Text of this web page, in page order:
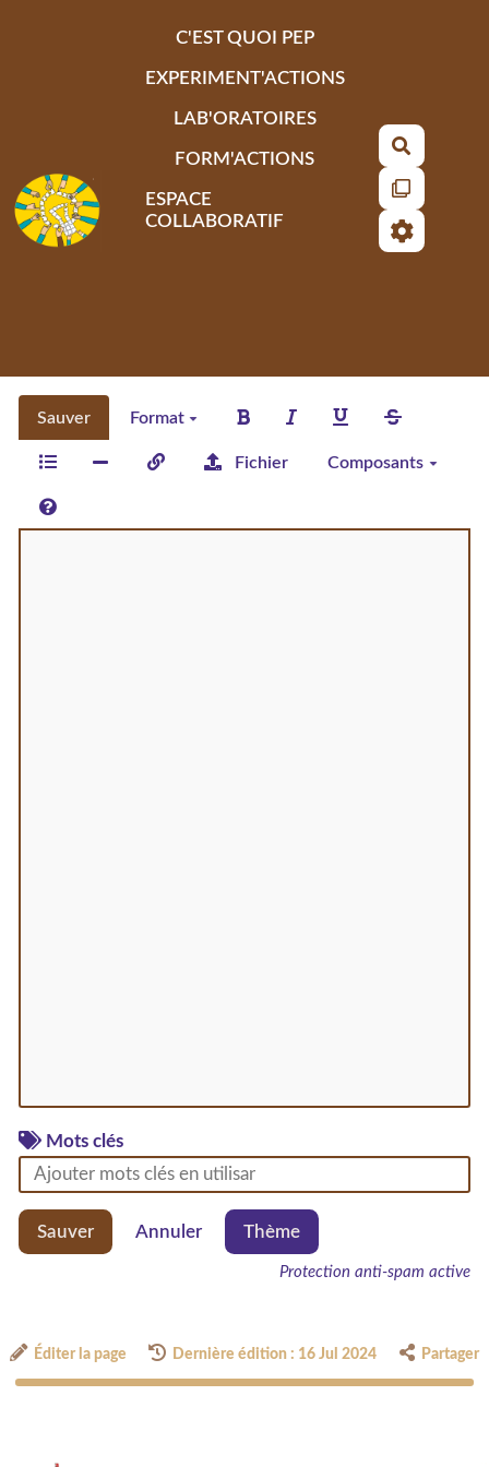
C'EST QUOI PEP
EXPERIMENT'ACTIONS
LAB'ORATOIRES
FORM'ACTIONS
ESPACE
COLLABORATIF
Sauver Format
Fichier Composants
Mots clés
Sauver Annuler Thème
Protection anti-spam active
Éditer la page Dernière édition : 16 Jul 2024 Partager